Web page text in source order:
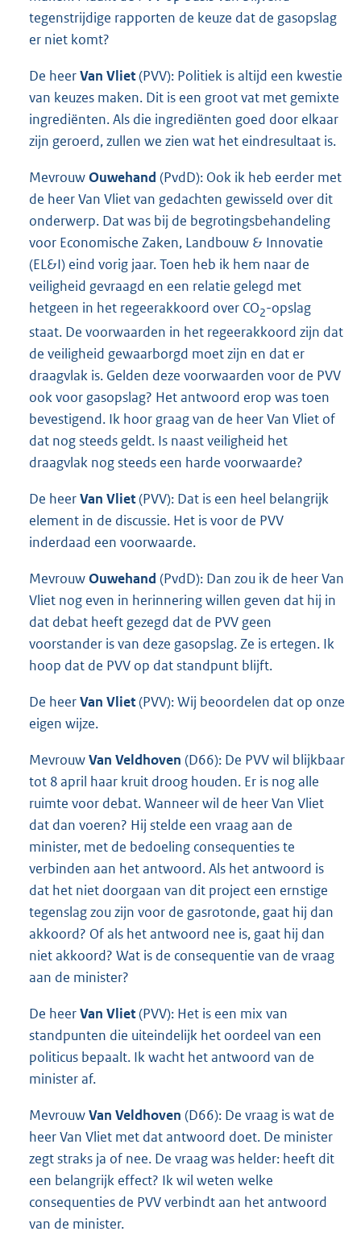
tegenstrijdige rapporten de keuze dat de gasopslag
er niet komt?
De heerVan Vliet(PVV): Politiek is altijd een kwestie
van keuzes maken. Dit is een groot vat met gemixte
ingrediënten. Als die ingrediënten goed door elkaar
zijn geroerd, zullen we zien wat het eindresultaat is.
MevrouwOuwehand (PvdD): Ook ik heb eerder met
de heer Van Vliet van gedachten gewisseld over dit
onderwerp. Dat was bij de begrotingsbehandeling
voor Economische Zaken, Landbouw & Innovatie
(EL&I) eind vorig jaar. Toen heb ik hem naar de
veiligheid gevraagd en een relatie gelegd met
hetgeen in het regeerakkoord over CO2-opslag
staat. De voorwaarden in het regeerakkoord zijn dat
de veiligheid gewaarborgd moet zijn en dat er
draagvlak is. Gelden deze voorwaarden voor de PVV
ook voor gasopslag? Het antwoord erop was toen
bevestigend. Ik hoor graag van de heer Van Vliet of
dat nog steeds geldt. Is naast veiligheid het
draagvlak nog steeds een harde voorwaarde?
De heerVan Vliet(PVV): Dat is een heel belangrijk
element in de discussie. Het is voor de PVV
inderdaad een voorwaarde.
MevrouwOuwehand (PvdD): Dan zou ik de heer Van
Vliet nog even in herinnering willen geven dat hij in
dat debat heeft gezegd dat de PVV geen
voorstander is van deze gasopslag. Ze is ertegen. Ik
hoop dat de PVV op dat standpunt blijft.
De heerVan Vliet(PVV): Wij beoordelen dat op onze
eigen wijze.
MevrouwVan Veldhoven (D66): De PVV wil blijkbaar
tot 8 april haar kruit droog houden. Er is nog alle
ruimte voor debat. Wanneer wil de heer Van Vliet
dat dan voeren? Hij stelde een vraag aan de
minister, met de bedoeling consequenties te
verbinden aan het antwoord. Als het antwoord is
dat het niet doorgaan van dit project een ernstige
tegenslag zou zijn voor de gasrotonde, gaat hij dan
akkoord? Of als het antwoord nee is, gaat hij dan
niet akkoord? Wat is de consequentie van de vraag
aan de minister?
De heerVan Vliet(PVV): Het is een mix van
standpunten die uiteindelijk het oordeel van een
politicus bepaalt. Ik wacht het antwoord van de
minister af.
MevrouwVan Veldhoven (D66): De vraag is wat de
heer Van Vliet met dat antwoord doet. De minister
zegt straks ja of nee. De vraag was helder: heeft dit
een belangrijk effect? Ik wil weten welke
consequenties de PVV verbindt aan het antwoord
van de minister.